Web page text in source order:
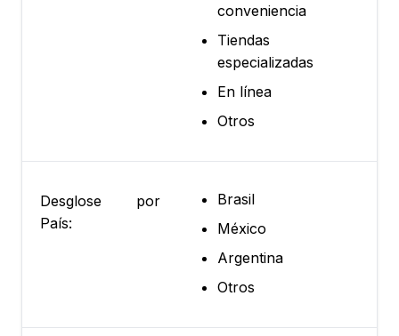
conveniencia
Tiendas
especializadas
En línea
Otros
Desglose por
País:
Brasil
México
Argentina
Otros